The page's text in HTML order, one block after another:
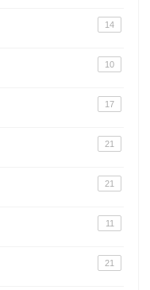
14
10
17
21
21
11
21